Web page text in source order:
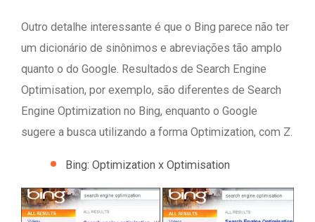
Outro detalhe interessante é que o Bing parece não ter
um dicionário de sinônimos e abreviações tão amplo
quanto o do Google. Resultados de Search Engine
Optimisation, por exemplo, são diferentes de Search
Engine Optimization no Bing, enquanto o Google
sugere a busca utilizando a forma Optimization, com Z.
Bing: Optimization x Optimisation